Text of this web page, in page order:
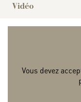
Vidéo
Vous devez